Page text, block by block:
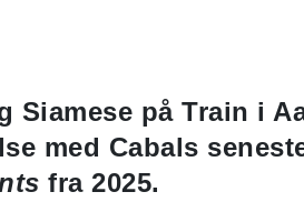
Siamese på Train i
med Cabals
fra 2025.